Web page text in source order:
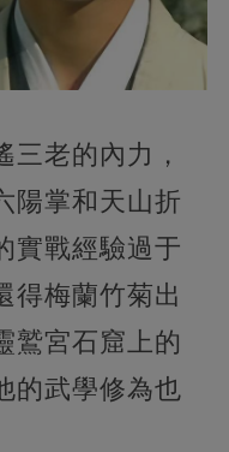
三老的內力，
陽掌和天山折
實戰經驗過于
得梅蘭竹菊出
鷲宮石窟上的
的武學修為也